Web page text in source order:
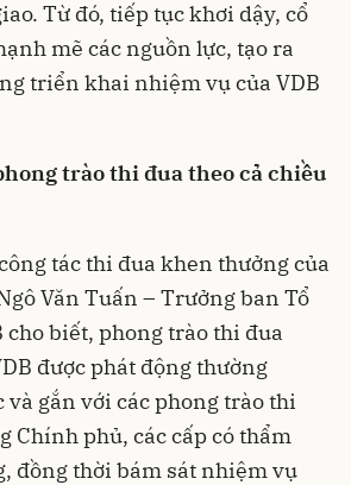
Từ đó, tiếp tục khơi dậy, cổ
mẽ các nguồn lực, tạo ra
triển khai nhiệm vụ của VDB
trào thi đua theo cả chiều
tác thi đua khen thưởng của
Văn Tuấn – Trưởng ban Tổ
cho biết, phong trào thi đua
được phát động thường
gắn với các phong trào thi
Chính phủ, các cấp có thẩm
đồng thời bám sát nhiệm vụ